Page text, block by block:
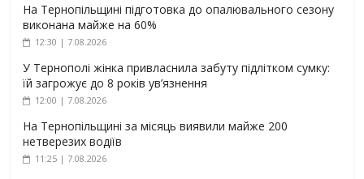
На Тернопільщині підготовка до опалювального сезону
виконана майже на 60%
12:30 | 7.08.2026
У Тернополі жінка привласнила забуту підлітком сумку:
їй загрожує до 8 років ув’язнення
12:00 | 7.08.2026
На Тернопільщині за місяць виявили майже 200
нетверезих водіїв
11:25 | 7.08.2026